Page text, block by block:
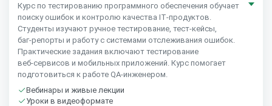
Курс по тестированию программного обеспечения обучает
поиску ошибок и контролю качества IT‑продуктов.
Студенты изучают ручное тестирование, тест‑кейсы,
баг‑репорты и работу с системами отслеживания ошибок.
Практические задания включают тестирование
веб‑сервисов и мобильных приложений. Курс помогает
подготовиться к работе QA‑инженером.
Вебинары и живые лекции
Уроки в видеоформате